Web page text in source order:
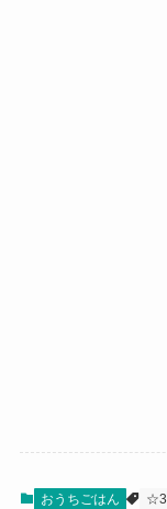
おうちごはん ☆3